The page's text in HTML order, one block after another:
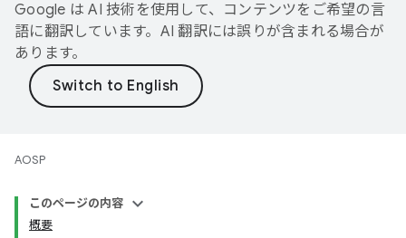
Google は AI 技術を使用して、コンテンツをご希望の言
語に翻訳しています。AI 翻訳には誤りが含まれる場合が
あります。
AOSP
このページの内容
概要